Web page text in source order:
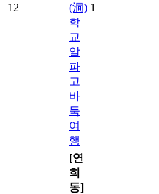
12
(洞)
학
교
알
파
고
바
둑
여
행
1
[연
희
동]